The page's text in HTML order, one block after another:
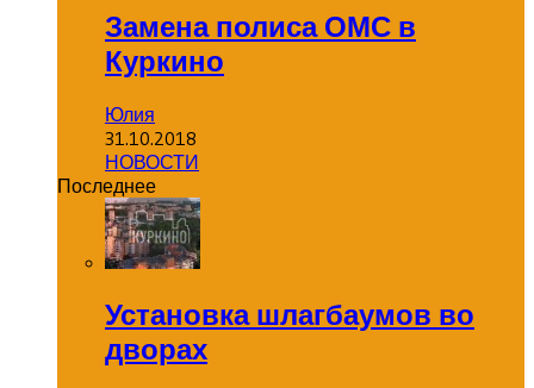
Замена полиса ОМС в
Куркино
Юлия
31.10.2018
НОВОСТИ
Последнее
Установка шлагбаумов во
дворах